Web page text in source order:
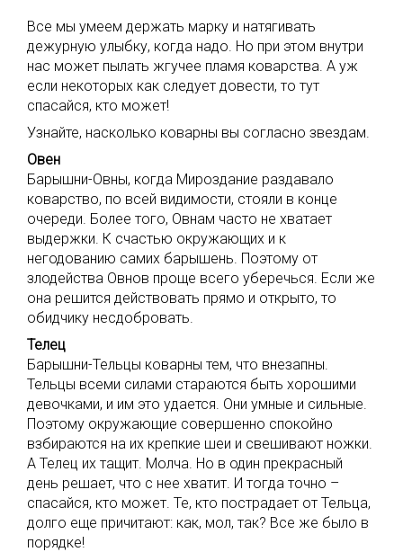
Все мы умеем держать марку и натягивать
дежурную улыбку, когда надо. Но при этом внутри
нас может пылать жгучее пламя коварства. А уж
если некоторых как следует довести, то тут
спасайся, кто может!
Узнайте, насколько коварны вы согласно звездам.
Овен
Барышни-Овны, когда Мироздание раздавало
коварство, по всей видимости, стояли в конце
очереди. Более того, Овнам часто не хватает
выдержки. К счастью окружающих и к
негодованию самих барышень. Поэтому от
злодейства Овнов проще всего уберечься. Если же
она решится действовать прямо и открыто, то
обидчику несдобровать.
Телец
Барышни-Тельцы коварны тем, что внезапны.
Тельцы всеми силами стараются быть хорошими
девочками, и им это удается. Они умные и сильные.
Поэтому окружающие совершенно спокойно
взбираются на их крепкие шеи и свешивают ножки.
А Телец их тащит. Молча. Но в один прекрасный
день решает, что с нее хватит. И тогда точно –
спасайся, кто может. Те, кто пострадает от Тельца,
долго еще причитают: как, мол, так? Все же было в
порядке!